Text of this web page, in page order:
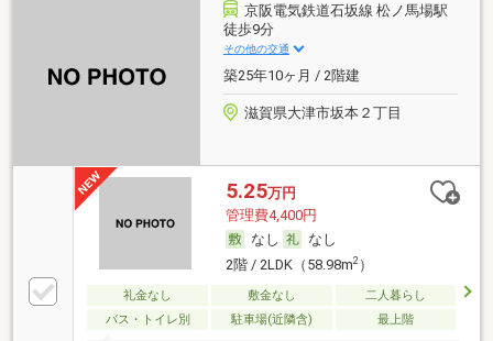
京阪電気鉄道石坂線 松ノ馬場駅
徒歩9分
その他の交通
築25年10ヶ月 / 2階建
滋賀県大津市坂本２丁目
5.25万円
管理費4,400円
なし
なし
2階 / 2LDK（58.98m2）
礼金なし 敷金なし
二人暮らし
バス・トイレ別
駐車場(近隣含) 最上階